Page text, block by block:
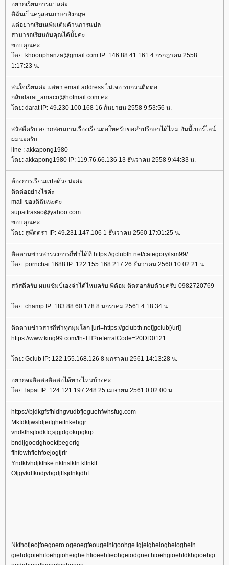
อยากเรียนการแปลค่ะ
ดิฉันเป็นครูสอนภาษาอังกฤษ
ต่อยากเรียนเพิ่มเติมด้านการแปล
สามารถเรียนกับคุณได้มั้ยคะ
ขอบคุณค่ะ
ดย: khoonphanza@gmail.com IP: 146.88.41.161 4 กรกฎาคม 2558
1:17:23 น.
สนใจเรียนค่ะ แต่หา email address ไม่เจอ รบกวนติดต่อ
กลับdarat_amaco@hotmail.com ค่ะ
ดย: darat IP: 49.230.100.168 16 กันยายน 2558 9:53:56 น.
สวัสดีครับ อยากสอบภามเรื่องเรียนต่อโทครับขอคำปรึกษาได้ไหม อันนี้เบอร์ไลน์
ผมนะครับ
line : akkapong1980
ดย: akkapong1980 IP: 119.76.66.136 13 ธันวาคม 2558 9:44:33 น.
ต้องการเรียนแปลด้วยน่ะค่ะ
ติดต่ออย่างไรค่ะ
mail ของดิฉันน่ะค่ะ
supattrasao@yahoo.com
ขอบคุณค่ะ
ดย: สุพัตตรา IP: 49.231.147.106 1 ธันวาคม 2560 17:01:25 น.
ติดตามข่าวสารวงการกีฬาได้ที่ https://gclubth.net/category/lsm99/
ดย: pornchai.1688 IP: 122.155.168.217 26 ธันวาคม 2560 10:02:21 น.
สวัสดีครับ ผมแช้มป์เองจำได้ไหมครับ พี่ต้อม ติดต่อกลับด้วยครับ 0982720769
ดย: champ IP: 183.88.60.178 8 มกราคม 2561 4:18:34 น.
ติดตามข่าวสารกีฬาทุกมุมโลก [url=https://gclubth.net]gclub[/url]
https://www.king99.com/th-TH?referralCode=20DD0121
ดย: Gclub IP: 122.155.168.126 8 มกราคม 2561 14:13:28 น.
อยากจะติดต่อติดต่อได้ทางไหนบ้างคะ
ดย: lapat IP: 124.121.197.248 25 เมษายน 2561 0:02:00 น.
https://bjdkgfsfhidhgvudbfjeguehfwhsfug.com
Mkfdkfjwsldjeifgheifnkehgjr
vndkfhsjfodkfc;sjgjdgokrpgkrp
bndljgoedghoekfpegorig
fihfowhfiehfoejogtjrir
Yndkfvhdjkfhke nkfnslkfn klfnklf
Oljgvkdfkndjvbgdjffsjdnkjdhf
Nkfhofjeojfoegoero ogeoegfeougeihigoohge igjeigheiogheiogheih
giehdgoiehifoehgioheighe hfioeehfieohgeiodgnei hioehgioehfdkhgioehgi